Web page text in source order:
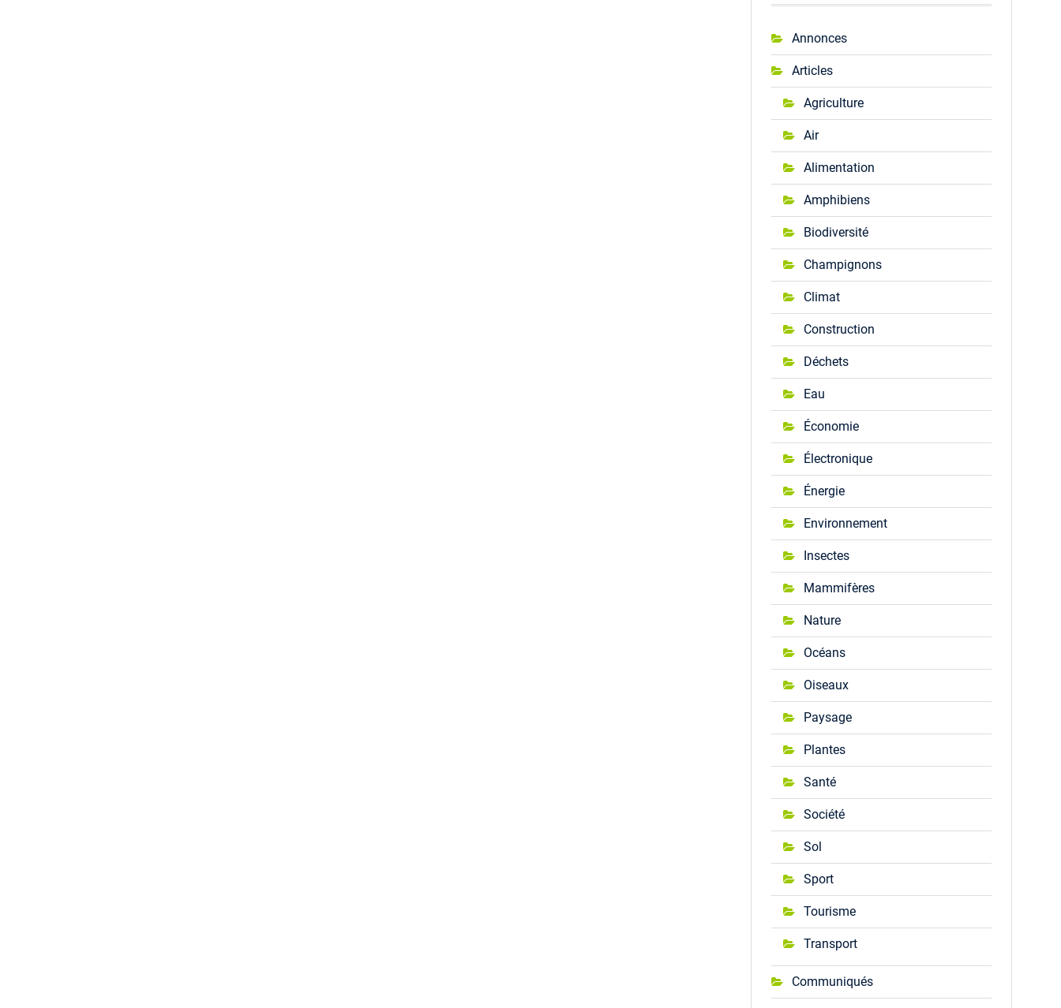
Annonces
Articles
Agriculture
Air
Alimentation
Amphibiens
Biodiversité
Champignons
Climat
Construction
Déchets
Eau
Économie
Électronique
Énergie
Environnement
Insectes
Mammifères
Nature
Océans
Oiseaux
Paysage
Plantes
Santé
Société
Sol
Sport
Tourisme
Transport
Communiqués